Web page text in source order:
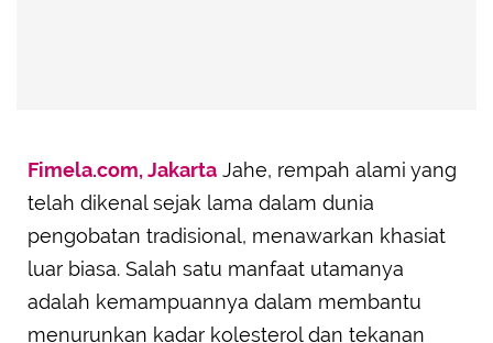
Fimela.com, Jakarta Jahe, rempah alami yang
telah dikenal sejak lama dalam dunia
pengobatan tradisional, menawarkan khasiat
luar biasa. Salah satu manfaat utamanya
adalah kemampuannya dalam membantu
menurunkan kadar kolesterol dan tekanan